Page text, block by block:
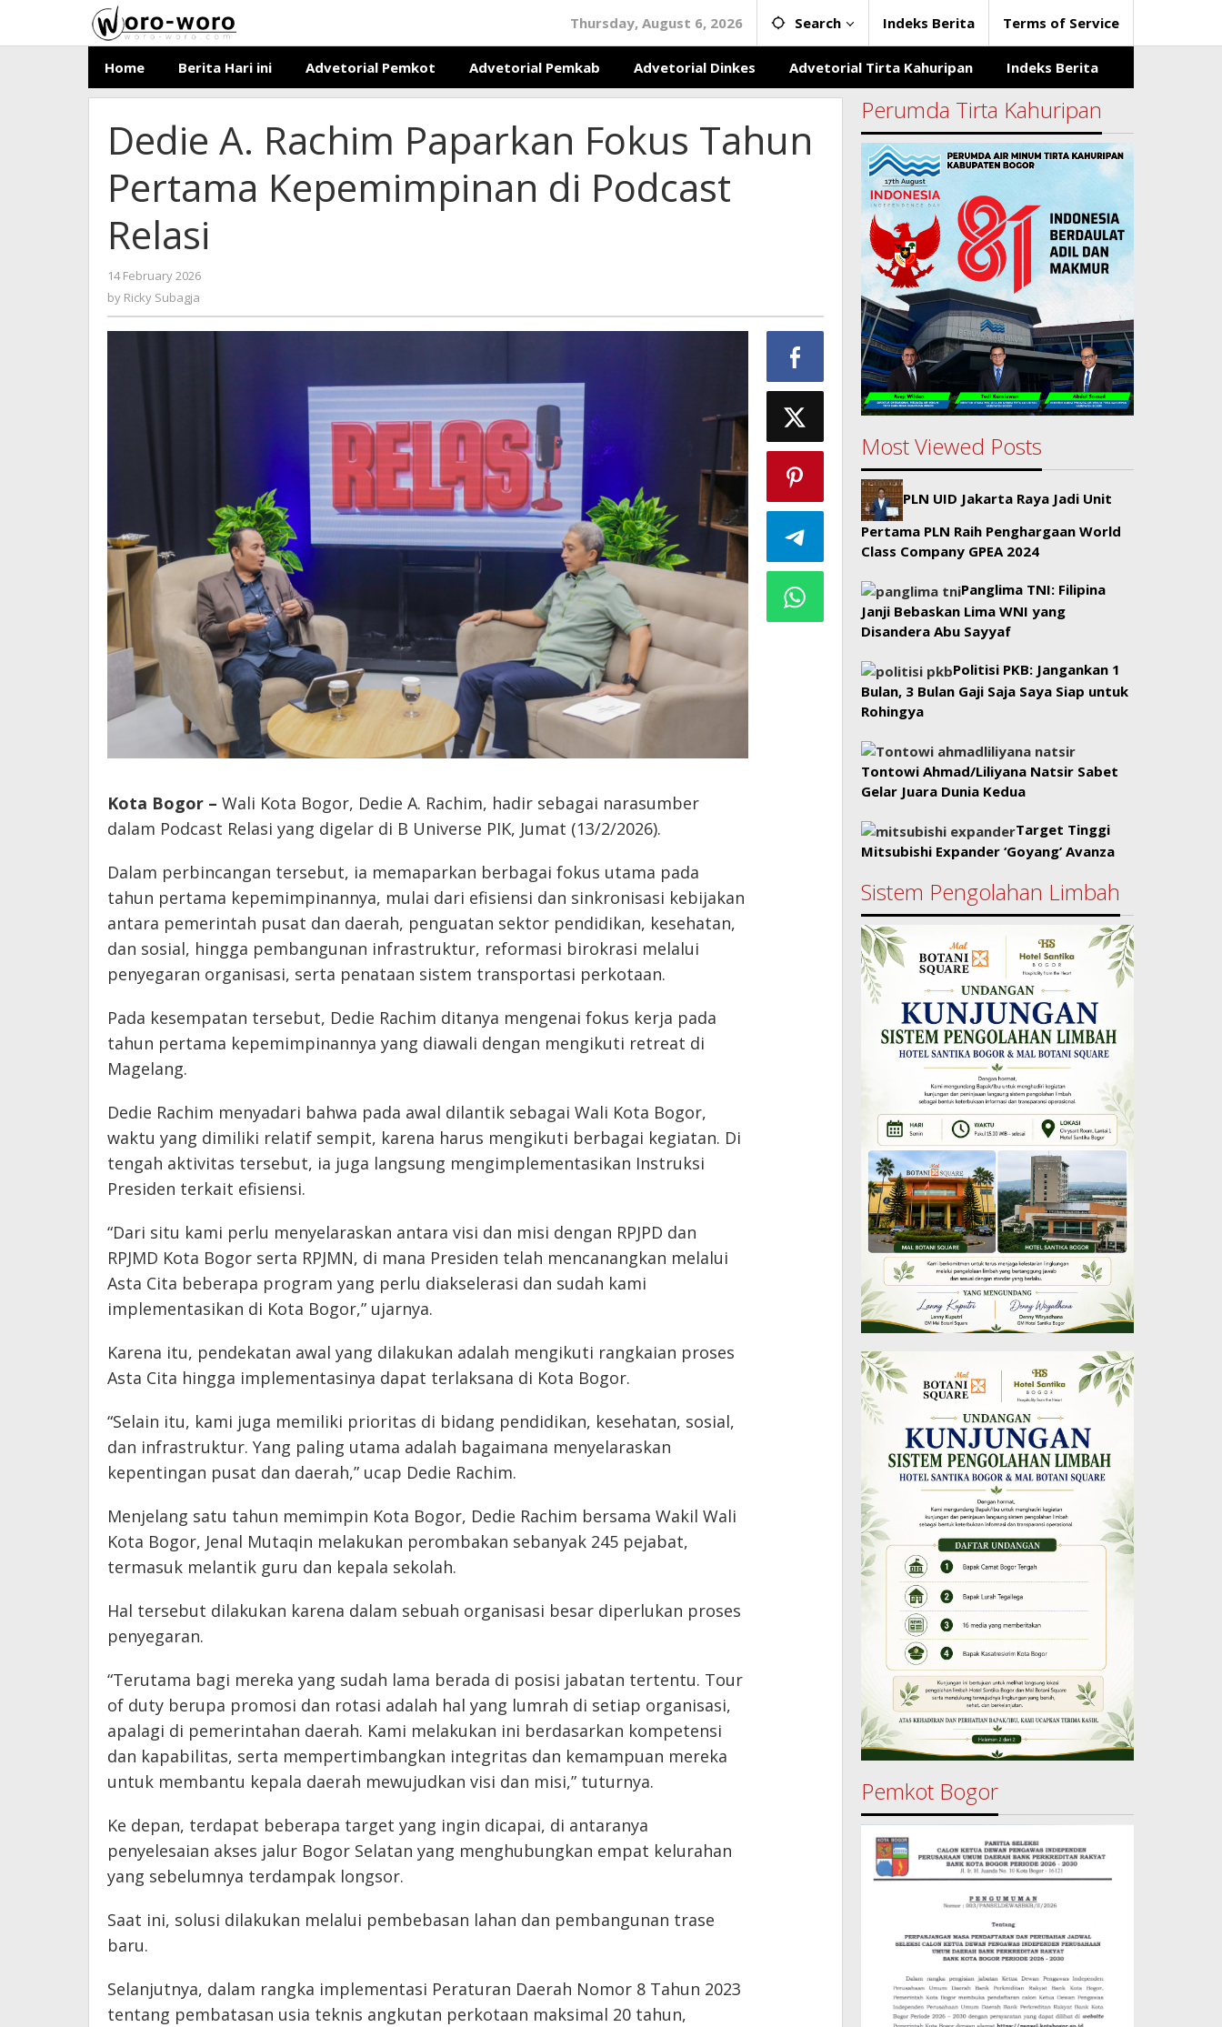
content
Thursday, August 6, 2026 Search Indeks Berita Terms of Service
Home Berita Hari ini Advetorial Pemkot Advetorial Pemkab Advetorial Dinkes Advetorial Tirta Kahuripan Indeks Berita
Dedie A. Rachim Paparkan Fokus Tahun
Pertama Kepemimpinan di Podcast
Relasi
14 February 2026
by Ricky Subagja
Kota Bogor – Wali Kota Bogor, Dedie A. Rachim, hadir sebagai narasumber
dalam Podcast Relasi yang digelar di B Universe PIK, Jumat (13/2/2026).
Dalam perbincangan tersebut, ia memaparkan berbagai fokus utama pada
tahun pertama kepemimpinannya, mulai dari efisiensi dan sinkronisasi kebijakan
antara pemerintah pusat dan daerah, penguatan sektor pendidikan, kesehatan,
dan sosial, hingga pembangunan infrastruktur, reformasi birokrasi melalui
penyegaran organisasi, serta penataan sistem transportasi perkotaan.
Pada kesempatan tersebut, Dedie Rachim ditanya mengenai fokus kerja pada
tahun pertama kepemimpinannya yang diawali dengan mengikuti retreat di
Magelang.
Dedie Rachim menyadari bahwa pada awal dilantik sebagai Wali Kota Bogor,
waktu yang dimiliki relatif sempit, karena harus mengikuti berbagai kegiatan. Di
tengah aktivitas tersebut, ia juga langsung mengimplementasikan Instruksi
Presiden terkait efisiensi.
“Dari situ kami perlu menyelaraskan antara visi dan misi dengan RPJPD dan
RPJMD Kota Bogor serta RPJMN, di mana Presiden telah mencanangkan melalui
Asta Cita beberapa program yang perlu diakselerasi dan sudah kami
implementasikan di Kota Bogor,” ujarnya.
Karena itu, pendekatan awal yang dilakukan adalah mengikuti rangkaian proses
Asta Cita hingga implementasinya dapat terlaksana di Kota Bogor.
“Selain itu, kami juga memiliki prioritas di bidang pendidikan, kesehatan, sosial,
dan infrastruktur. Yang paling utama adalah bagaimana menyelaraskan
kepentingan pusat dan daerah,” ucap Dedie Rachim.
Menjelang satu tahun memimpin Kota Bogor, Dedie Rachim bersama Wakil Wali
Kota Bogor, Jenal Mutaqin melakukan perombakan sebanyak 245 pejabat,
termasuk melantik guru dan kepala sekolah.
Hal tersebut dilakukan karena dalam sebuah organisasi besar diperlukan proses
penyegaran.
“Terutama bagi mereka yang sudah lama berada di posisi jabatan tertentu. Tour
of duty berupa promosi dan rotasi adalah hal yang lumrah di setiap organisasi,
apalagi di pemerintahan daerah. Kami melakukan ini berdasarkan kompetensi
dan kapabilitas, serta mempertimbangkan integritas dan kemampuan mereka
untuk membantu kepala daerah mewujudkan visi dan misi,” tuturnya.
Ke depan, terdapat beberapa target yang ingin dicapai, di antaranya
penyelesaian akses jalur Bogor Selatan yang menghubungkan empat kelurahan
yang sebelumnya terdampak longsor.
Saat ini, solusi dilakukan melalui pembebasan lahan dan pembangunan trase
baru.
Selanjutnya, dalam rangka implementasi Peraturan Daerah Nomor 8 Tahun 2023
tentang pembatasan usia teknis angkutan perkotaan maksimal 20 tahun,
Perumda Tirta Kahuripan
Most Viewed Posts
PLN UID Jakarta Raya Jadi Unit
Pertama PLN Raih Penghargaan World
Class Company GPEA 2024
Panglima TNI: Filipina
Janji Bebaskan Lima WNI yang
Disandera Abu Sayyaf
Politisi PKB: Jangankan 1
Bulan, 3 Bulan Gaji Saja Saya Siap untuk
Rohingya
Tontowi Ahmad/Liliyana Natsir Sabet
Gelar Juara Dunia Kedua
Target Tinggi
Mitsubishi Expander ‘Goyang’ Avanza
Sistem Pengolahan Limbah
Pemkot Bogor